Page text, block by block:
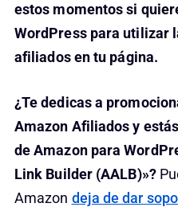
estos momentos si
WordPress para utilizar
afiliados en tu página.
¿Te dedicas a
Amazon Afiliados y
de Amazon para
Link Builder (AALB)»?
Amazon deja de dar